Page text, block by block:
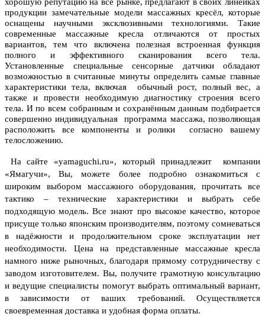
хорошую репутацию на всё рынке, предлагают в своих линейках
продукции замечательные модели массажных кресёл, которые
оснащены научными эксклюзивными технологиями. Такие
современные массажные кресла отличаются от простых
вариантов, тем что включена полезная встроенная функция
полного и эффективного сканирования всего тела.
Установленные специальные сенсорные датчики обладают
возможностью в считанные минуты определить самые главные
характеристики тела, включая обычный рост, полный вес, а
также и провести необходимую диагностику строения всего
тела. И по всем собранным и сохранённым данным подбирается
совершенно индивидуальная программа массажа, позволяющая
расположить все компоненты и ролики согласно вашему
телосложению.
На сайте «yamaguchi.ru», который принадлежит компании
«Ямагучи», Вы, можете более подробно ознакомиться с
широким выбором массажного оборудования, прочитать все
тактико – технические характеристики и выбрать себе
подходящую модель. Все знают про высокое качество, которое
присуще только японским производителям, поэтому сомневаться
в надёжности и продолжительном сроке эксплуатации нет
необходимости.
Цена на представленные массажные кресла
намного ниже рыночных, благодаря прямому сотрудничеству с
заводом изготовителем. Вы, получите грамотную консультацию
и ведущие специалисты помогут выбрать оптимальный вариант,
в зависимости от ваших требований. Осуществляется
своевременная доставка и удобная форма оплаты.